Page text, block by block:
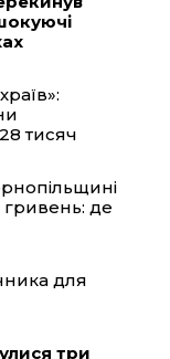
p
тисяч
де
для
три